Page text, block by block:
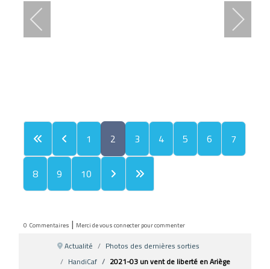
1 2 3 4 5 6
7
8
9 10
0 Commentaires | Merci de vous connecter pour commenter
Actualité
Photos des dernières sorties
HandiCaf
2021-03 un vent de liberté en Ariège